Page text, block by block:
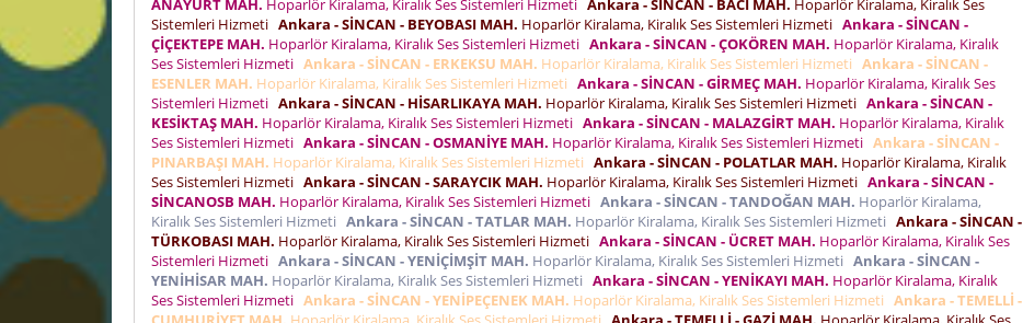
Sistemleri Hizmeti Ankara - SİNCAN - BEYOBASI MAH. Hoparlör Kiralama, Kiralık Ses Sistemleri Hizmeti Ankara - SİNCAN -
ÇİÇEKTEPE MAH. Hoparlör Kiralama, Kiralık Ses Sistemleri Hizmeti Ankara - SİNCAN - ÇOKÖREN MAH. Hoparlör Kiralama, Kiralık
Ses Sistemleri Hizmeti Ankara - SİNCAN - ERKEKSU MAH. Hoparlör Kiralama, Kiralık Ses Sistemleri Hizmeti Ankara - SİNCAN -
ESENLER MAH. Hoparlör Kiralama, Kiralık Ses Sistemleri Hizmeti Ankara - SİNCAN - GİRMEÇ MAH. Hoparlör Kiralama, Kiralık Ses
Sistemleri Hizmeti Ankara - SİNCAN - HİSARLIKAYA MAH. Hoparlör Kiralama, Kiralık Ses Sistemleri Hizmeti Ankara - SİNCAN -
KESİKTAŞ MAH. Hoparlör Kiralama, Kiralık Ses Sistemleri Hizmeti Ankara - SİNCAN - MALAZGİRT MAH. Hoparlör Kiralama, Kiralık
Ses Sistemleri Hizmeti Ankara - SİNCAN - OSMANİYE MAH. Hoparlör Kiralama, Kiralık Ses Sistemleri Hizmeti Ankara - SİNCAN -
PINARBAŞI MAH. Hoparlör Kiralama, Kiralık Ses Sistemleri Hizmeti Ankara - SİNCAN - POLATLAR MAH. Hoparlör Kiralama, Kiralık
Ses Sistemleri Hizmeti Ankara - SİNCAN - SARAYCIK MAH. Hoparlör Kiralama, Kiralık Ses Sistemleri Hizmeti Ankara - SİNCAN -
SİNCANOSB MAH. Hoparlör Kiralama, Kiralık Ses Sistemleri Hizmeti Ankara - SİNCAN - TANDOĞAN MAH. Hoparlör Kiralama,
Kiralık Ses Sistemleri Hizmeti Ankara - SİNCAN - TATLAR MAH. Hoparlör Kiralama, Kiralık Ses Sistemleri Hizmeti Ankara - SİNCAN -
TÜRKOBASI MAH. Hoparlör Kiralama, Kiralık Ses Sistemleri Hizmeti Ankara - SİNCAN - ÜCRET MAH. Hoparlör Kiralama, Kiralık Ses
Sistemleri Hizmeti Ankara - SİNCAN - YENİÇİMŞİT MAH. Hoparlör Kiralama, Kiralık Ses Sistemleri Hizmeti Ankara - SİNCAN -
YENİHİSAR MAH. Hoparlör Kiralama, Kiralık Ses Sistemleri Hizmeti Ankara - SİNCAN - YENİKAYI MAH. Hoparlör Kiralama, Kiralık
Ses Sistemleri Hizmeti Ankara - SİNCAN - YENİPEÇENEK MAH. Hoparlör Kiralama, Kiralık Ses Sistemleri Hizmeti Ankara - TEMELLİ -